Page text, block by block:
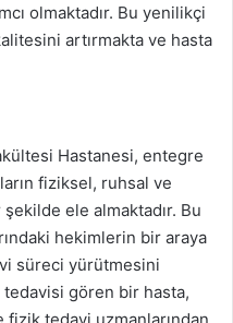
olmaktadır. Bu yenilikçi
artırmakta ve hasta
Hastanesi, entegre
fiziksel, ruhsal ve
ele almaktadır. Bu
hekimlerin bir araya
süreci yürütmesini
tedavisi gören bir hasta,